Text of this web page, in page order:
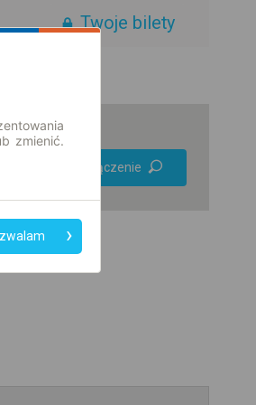
Twoje bilety
Znajdź połączenie
zmienić.